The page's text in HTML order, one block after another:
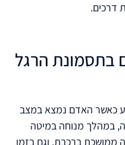
דרכים.
בתסמונת הרגל
כאשר האדם נמצא במצב
במהלך מנוחה במיטה
ממושכת ברכבת, וגם בזמן